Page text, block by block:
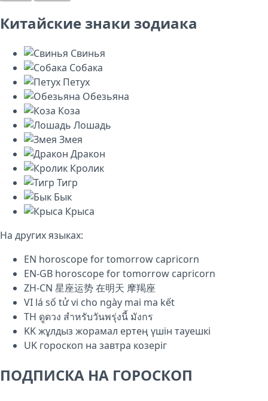
Китайские знаки зодиака
Свинья
Собака
Петух
Обезьяна
Коза
Лошадь
Змея
Дракон
Кролик
Тигр
Бык
Крыса
На других языках:
EN horoscope for tomorrow capricorn
EN-GB horoscope for tomorrow capricorn
ZH-CN 星座运势 在明天 摩羯座
VI lá số tử vi cho ngày mai ma kết
TH ดูดวง สำหรับวันพรุ่งนี้ มังกร
KKжұлдыз жорамал ертең үшін тауешкі
UK гороскоп на завтра козеріг
ПОДПИСКА НА ГОРОСКОП